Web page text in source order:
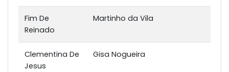
Fim De
Reinado
Martinho da Vila
Clementina De
Jesus
Gisa Nogueira